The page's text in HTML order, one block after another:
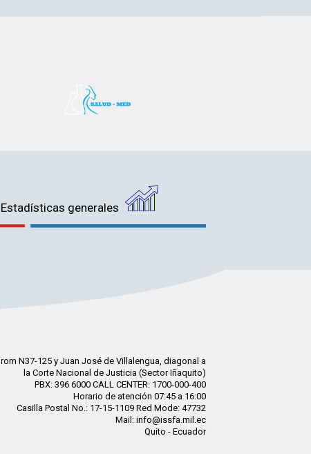
Estadísticas generales
N37-125 y Juan José de Villalengua, diagonal a
la Corte Nacional de Justicia (Sector Iñaquito)
PBX: 396 6000 CALL CENTER: 1700-000-400
Horario de atención 07:45 a 16:00
Casilla Postal No.: 17-15-1109 Red Mode: 47732
Mail: info@issfa.mil.ec
Quito - Ecuador